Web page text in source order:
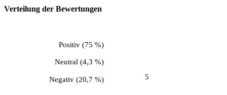
Verteilung der Bewertungen
Negativ(20,7 %) 5
Neutral (4,3 %)
Positiv(75 %)